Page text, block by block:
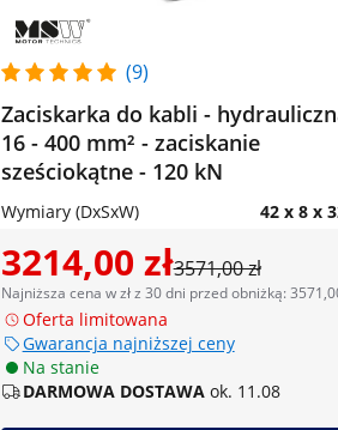
(9)
Zaciskarka do kabli -
16 - 400 mm² - zaciskanie
sześciokątne - 120 kN
Wymiary (DxSxW) 42 x 8 x
3214,00 zł3571,00 zł
Najniższa cena w zł z 30 dni przed obniżką:
Oferta limitowana
Gwarancja najniższej ceny
Na stanie
DARMOWA DOSTAWA ok. 11.08